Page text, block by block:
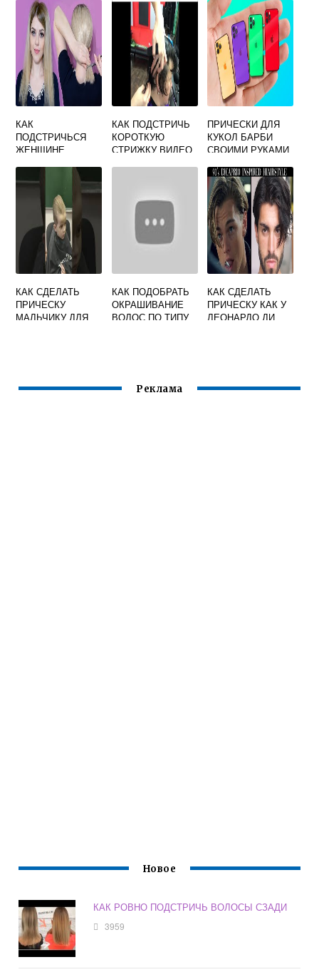
МУЖСКАЯ
ЛЕГКИЕ СВОИМИ
РУКАМИ
МИНУТ
КАК
ПОДСТРИЧЬСЯ
ЖЕНЩИНЕ
КАК ПОДСТРИЧЬ
КОРОТКУЮ
СТРИЖКУ ВИДЕО
ПРИЧЕСКИ ДЛЯ
КУКОЛ БАРБИ
СВОИМИ РУКАМИ
КАК СДЕЛАТЬ
ПРИЧЕСКУ
МАЛЬЧИКУ ДЛЯ
КАК ПОДОБРАТЬ
ОКРАШИВАНИЕ
ВОЛОС ПО ТИПУ
КАК СДЕЛАТЬ
ПРИЧЕСКУ КАК У
ЛЕОНАРДО ДИ
Реклама
Новое
КАК РОВНО ПОДСТРИЧЬ ВОЛОСЫ СЗАДИ
3959